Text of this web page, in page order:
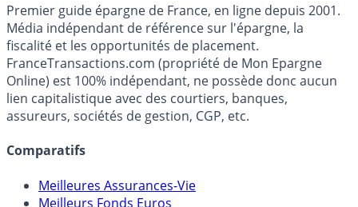
FranceTransactions.com
Premier guide épargne de France, en ligne depuis 2001.
Média indépendant de référence sur l'épargne, la
fiscalité et les opportunités de placement.
FranceTransactions.com (propriété de Mon Epargne
Online) est 100% indépendant, ne possède donc aucun
assureurs, sociétés de gestion, CGP, etc.
Comparatifs